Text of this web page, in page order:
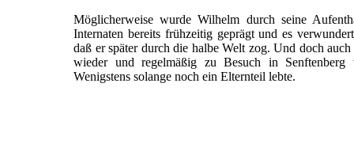
Möglicherweise wurde Wilhelm durch seine
Internaten bereits frühzeitig geprägt und es
daß er später durch die halbe Welt zog. Und doch
wieder und regelmäßig zu Besuch in Senftenberg
Wenigstens solange noch ein Elternteil lebte.